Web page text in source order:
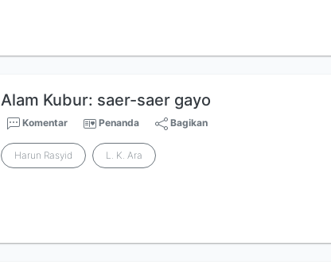
Alam Kubur: saer-saer gayo
Komentar Penanda Bagikan
Harun Rasyid L. K. Ara